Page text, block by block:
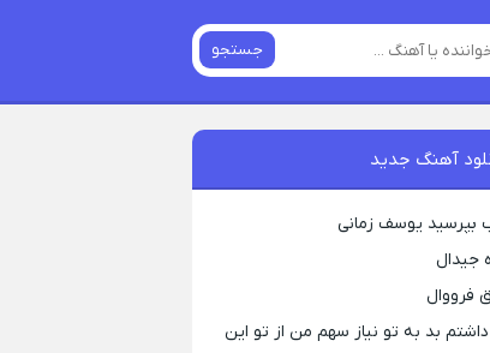
جستجو
آهنگ جدید
بپرسید یوسف زمانی
جیدال
فرووال
بد به تو نیاز سهم من از تو این